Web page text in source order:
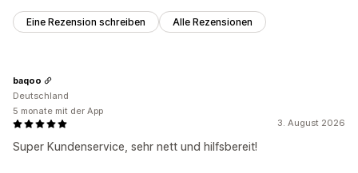
Eine Rezension schreiben Alle Rezensionen
3. August 2026
Super Kundenservice, sehr nett und hilfsbereit!
baqoo
Deutschland
5 monate mit der App